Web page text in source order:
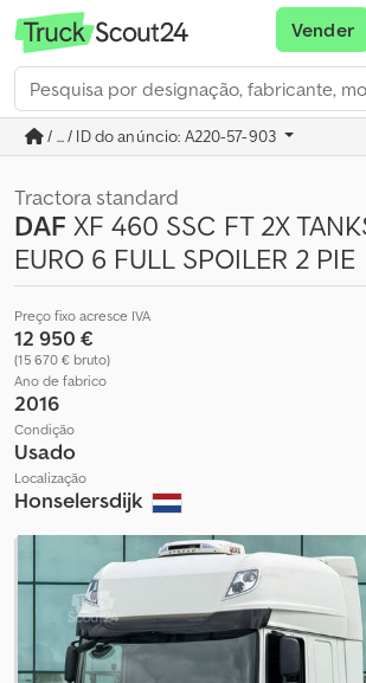
Vender
/ ... / ID do anúncio: A220-57-903
Tractora standard
DAF XF 460 SSC FT 2X
EURO 6 FULL SPOILER 2 PIE
Preço fixo acresce IVA
12 950 €
(15 670 € bruto)
Ano de fabrico
2016
Condição
Usado
Localização
Honselersdijk